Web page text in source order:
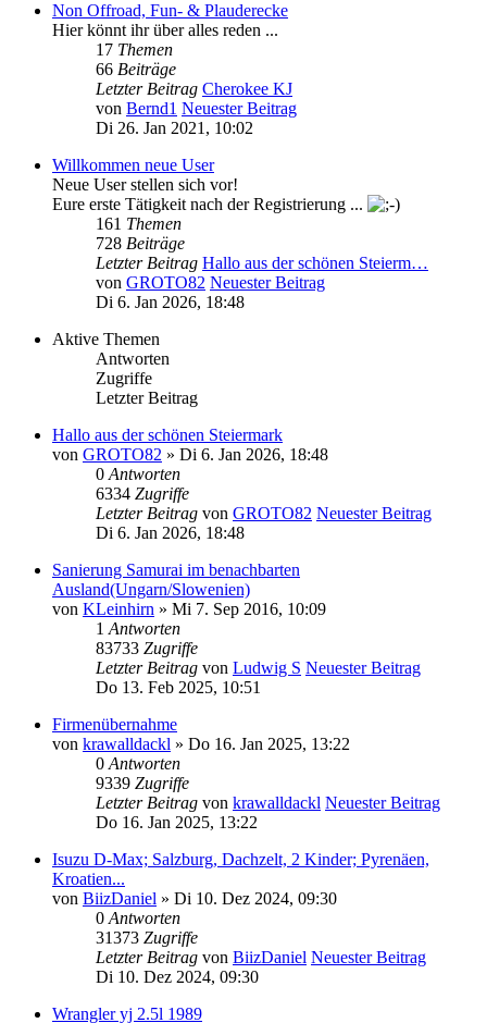
Non Offroad, Fun- & Plauderecke
Hier könnt ihr über alles reden ...
17 Themen
66 Beiträge
Letzter Beitrag Cherokee KJ
von Bernd1 Neuester Beitrag
Di 26. Jan 2021, 10:02
Willkommen neue User
Neue User stellen sich vor!
Eure erste Tätigkeit nach der Registrierung ...
161 Themen
728 Beiträge
Letzter Beitrag Hallo aus der schönen Steierm…
von GROTO82 Neuester Beitrag
Di 6. Jan 2026, 18:48
Aktive Themen
Antworten
Zugriffe
Letzter Beitrag
Hallo aus der schönen Steiermark
von GROTO82 » Di 6. Jan 2026, 18:48
0 Antworten
6334 Zugriffe
Letzter Beitrag von GROTO82 Neuester Beitrag
Di 6. Jan 2026, 18:48
Sanierung Samurai im benachbarten
Ausland(Ungarn/Slowenien)
von KLeinhirn » Mi 7. Sep 2016, 10:09
1 Antworten
83733 Zugriffe
Letzter Beitrag von Ludwig S Neuester Beitrag
Do 13. Feb 2025, 10:51
Firmenübernahme
von krawalldackl » Do 16. Jan 2025, 13:22
0 Antworten
9339 Zugriffe
Letzter Beitrag von krawalldackl Neuester Beitrag
Do 16. Jan 2025, 13:22
Isuzu D-Max; Salzburg, Dachzelt, 2 Kinder; Pyrenäen,
Kroatien...
von BiizDaniel » Di 10. Dez 2024, 09:30
0 Antworten
31373 Zugriffe
Letzter Beitrag von BiizDaniel Neuester Beitrag
Di 10. Dez 2024, 09:30
Wrangler yj 2.5l 1989